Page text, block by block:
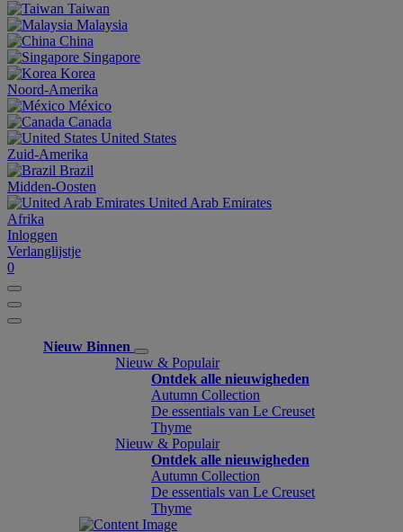
Taiwan
Malaysia
China
Singapore
Korea
Noord-Amerika
México
Canada
United States
Zuid-Amerika
Brazil
Midden-Oosten
United Arab Emirates
Afrika
Inloggen
Verlanglijstje
0
Nieuw Binnen
Nieuw & Populair
Ontdek alle nieuwigheden
Autumn Collection
De essentials van Le Creuset
Thyme
Nieuw & Populair
Ontdek alle nieuwigheden
Autumn Collection
De essentials van Le Creuset
Thyme